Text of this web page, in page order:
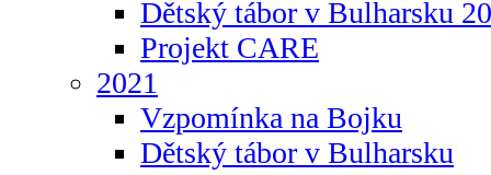
Dětský tábor v Bulharsku
Projekt CARE
2021
Vzpomínka na Bojku
Dětský tábor v Bulharsku